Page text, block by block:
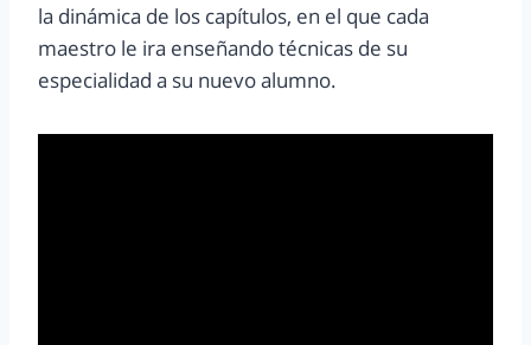
la dinámica de los capítulos, en el que cada
maestro le ira enseñando técnicas de su
especialidad a su nuevo alumno.